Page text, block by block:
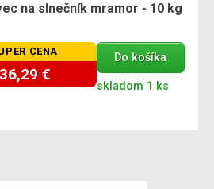
na slnečník mramor - 10 kg
CENA
36,29 €
Do košíka
skladom 1 ks